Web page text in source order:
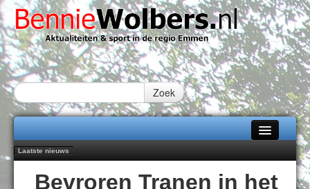
Zoek
Home
Alle categorieën
Laatste nieuws
Daan Lambers tekent eerste profcontract bij FC Emmen
Bevroren Tranen in het